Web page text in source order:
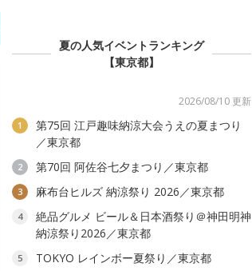
夏の人気イベントランキング
【東京都】
2026/08/10 更新
1
第75回 江戸趣味納涼大会うえの夏まつり
／東京都
2 第70回 阿佐谷七夕まつり／東京都
3 麻布台ヒルズ 納涼祭り 2026／東京都
4
絶品グルメ ビール＆日本酒祭り＠神田明神
納涼祭り2026／東京都
5
TOKYO レインボー夏祭り／東京都